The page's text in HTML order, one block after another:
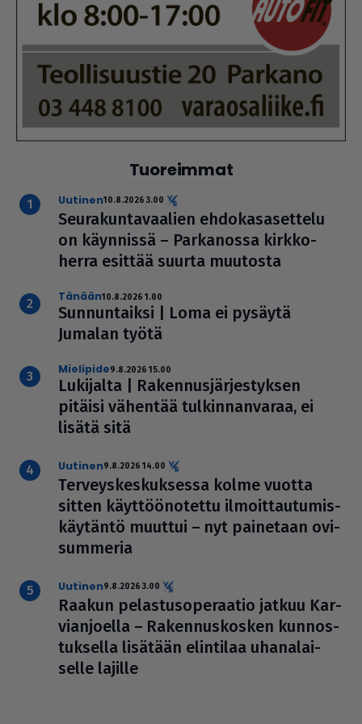
Tuoreimmat
uutinen10.8.2026 3.00
Seu­ra­kun­ta­vaa­lien ehdo­ka­sa­set­telu
on käynnissä – Par­ka­nossa kirk­ko­
herra esittää suurta muutosta
Tänään10.8.2026 1.00
Sun­nun­taiksi | Loma ei pysäytä
Jumalan työtä
mielipide9.8.2026 15.00
Lukijalta | Raken­nus­jär­jes­tyk­sen
pitäisi vähentää tul­kin­nan­va­raa, ei
lisätä sitä
uutinen9.8.2026 14.00
Ter­veys­kes­kuk­sessa kolme vuotta
sitten käyt­töö­no­tettu ilmoit­tau­tu­mis­
käy­täntö muuttui – nyt painetaan ovi­
sum­me­ria
uutinen9.8.2026 3.00
Raakun pelas­tu­so­pe­raa­tio jatkuu Kar­
vi­an­jo­ella – Raken­nus­kos­ken kun­nos­
tuk­sella lisätään elintilaa uha­na­lai­
selle lajille